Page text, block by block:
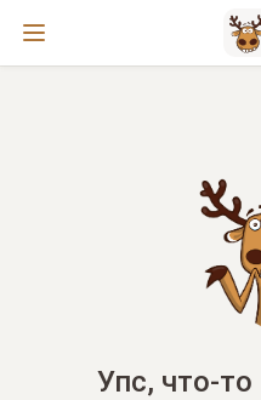
Упс, что-